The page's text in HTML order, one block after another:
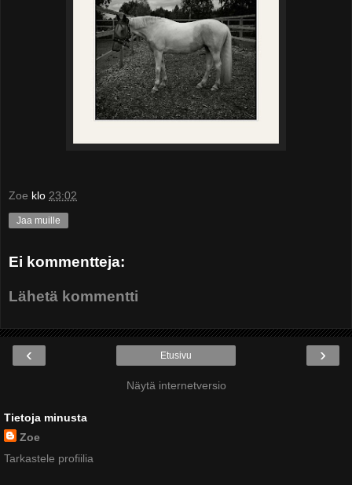
Zoe klo 23:02
Jaa muille
Ei kommentteja:
Lähetä kommentti
‹ ›
Etusivu
Näytä internetversio
Tietoja minusta
Zoe
Tarkastele profiilia